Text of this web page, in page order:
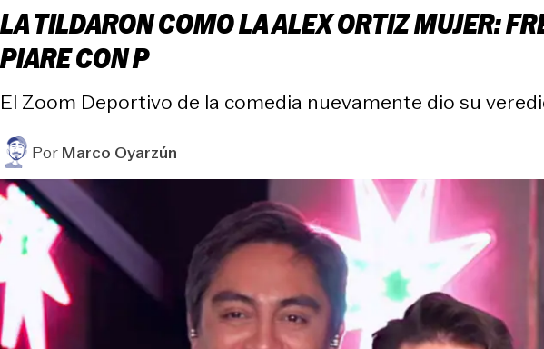
LA TILDARON COMO LA ALEX ORTIZ MUJER:
PIARE CON P
El Zoom Deportivo de la comedia nuevamente dio su
PorMarco Oyarzún